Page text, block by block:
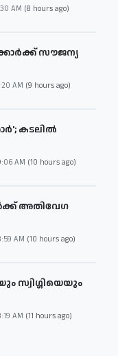
AM (8 hours ago)
സൗജന്യ
AM (9 hours ago)
കടലില്‍
AM (10 hours ago)
അതിവേഗ
AM (10 hours ago)
സ്വിഗ്ഗിയെയും
AM (11 hours ago)